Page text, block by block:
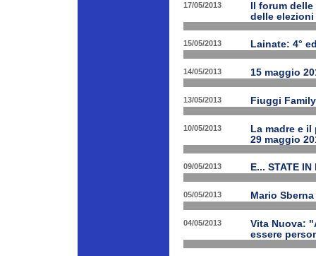
17/05/2013
Il forum
delle elezioni
15/05/2013 Lainate: 4°
14/05/2013 15 maggio
13/05/2013 Fiuggi
10/05/2013
La madre e
29 maggio
09/05/2013 E... STATE
05/05/2013 Mario
04/05/2013
Vita Nuova:
essere